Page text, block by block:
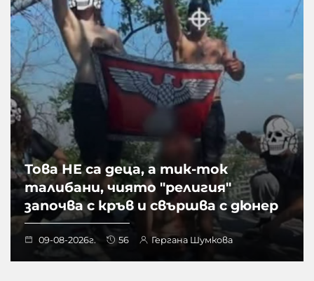
Това НЕ са деца, а тик-ток
талибани, чиято "религия"
започва с кръв и свършва с дюнер
09-08-2026г. 56 Гергана Шумкова